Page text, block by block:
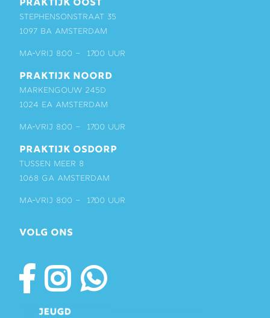
PRAKTIJK OOST
Stephensonstraat 35
1097 BA Amsterdam
ma-vrij 8:00 – 17:00 uur
PRAKTIJK NOORD
Markengouw 245D
1024 EA Amsterdam
ma-vrij 8:00 – 17:00 uur
PRAKTIJK OSDORP
Tussen Meer 8
1068 GA Amsterdam
ma-vrij 8:00 – 17:00 uur
VOLG ONS